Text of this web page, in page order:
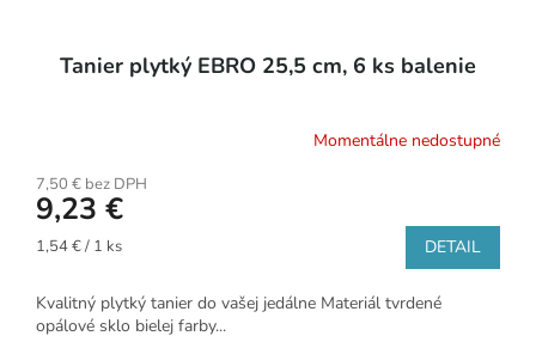
Tanier plytký EBRO 25,5 cm, 6 ks balenie
Momentálne nedostupné
7,50 € bez DPH
9,23 €
Jednotková
1,54 € / 1 ks DETAIL
Kvalitný plytký tanier do vašej jedálne Materiál tvrdené
opálové sklo bielej farby...